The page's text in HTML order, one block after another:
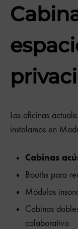
Las oficinas
instalamos en
Cabinas
Booths para
Módulos
Cabinas
colaborativo